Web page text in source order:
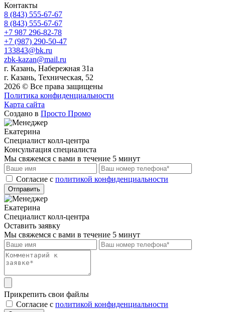
Контакты
8 (843) 555-67-67
8 (843) 555-67-67
+7 987 296-82-78
+7 (987) 290-50-47
133843@bk.ru
zbk-kazan@mail.ru
г. Казань, Набережная 31а
г. Казань, Техническая, 52
2026 © Все права защищены
Политика конфиденциальности
Карта сайта
Создано в Просто Промо
Екатерина
Специалист колл-центра
Консультация специалиста
Мы свяжемся с вами в течение 5 минут
Cогласие с политикой конфиденциальности
Отправить
Екатерина
Специалист колл-центра
Оставить заявку
Мы свяжемся с вами в течение 5 минут
Прикрепить свои файлы
Cогласие с политикой конфиденциальности